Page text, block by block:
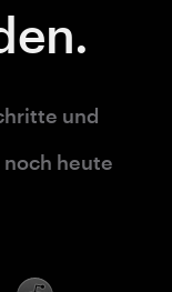
und
heute